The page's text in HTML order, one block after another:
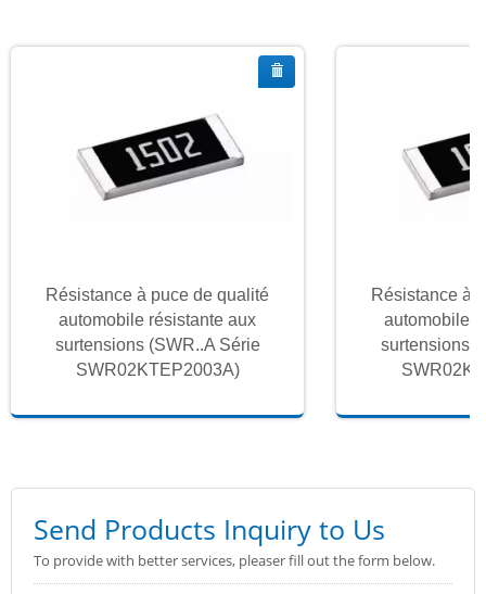
Résistance à puce de qualité
automobile résistante aux
surtensions (SWR..A Série
SWR02KTEP2003A)
Résistance à
automobile
surtensions